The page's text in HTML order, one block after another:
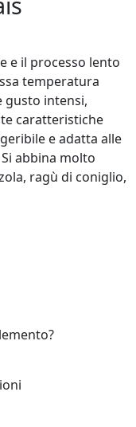
e il processo lento
temperatura
gusto intensi,
caratteristiche
e adatta alle
abbina molto
ragù di coniglio,